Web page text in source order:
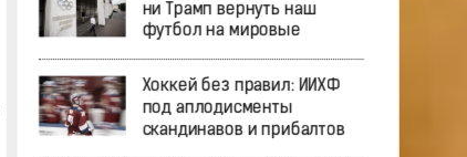
ни Трамп вернуть наш
футбол на мировые
Хоккей без правил: ИИХФ
под аплодисменты
скандинавов и прибалтов